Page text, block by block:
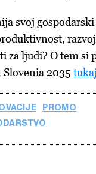
svoj
za ljudi? O tem si
2035 tukaj
PROMO